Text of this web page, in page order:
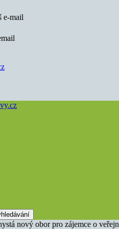
e-mail
nový obor pro zájemce o